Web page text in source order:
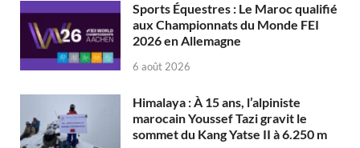
Sports Équestres : Le Maroc qualifié
aux Championnats du Monde FEI
2026 en Allemagne
6 août 2026
Himalaya : À 15 ans, l’alpiniste
marocain Youssef Tazi gravit le
sommet du Kang Yatse II à 6.250 m